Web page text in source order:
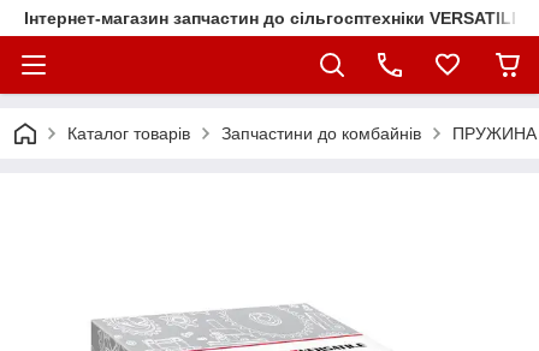
Інтернет-магазин запчастин до сільгосптехніки VERSATILE
Каталог товарів Запчастини до комбайнів ПРУЖИНА